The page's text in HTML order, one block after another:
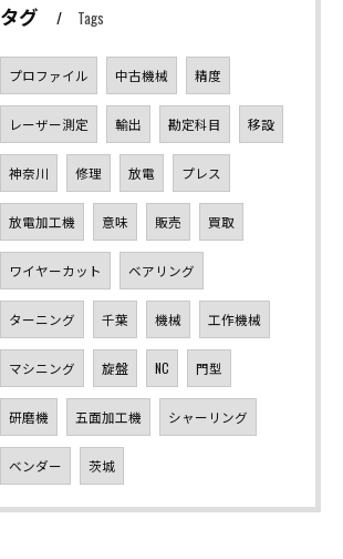
タグ Tags
プロファイル 中古機械 精度
レーザー測定 輸出 勘定科目 移設
神奈川 修理 放電 プレス
放電加工機 意味 販売 買取
ワイヤーカット ベアリング
ターニング 千葉 機械 工作機械
マシニング 旋盤 NC 門型
研磨機 五面加工機 シャーリング
ベンダー 茨城